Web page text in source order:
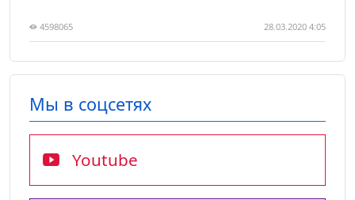
4598065 28.03.2020 4:05
Мы в соцсетях
Youtube